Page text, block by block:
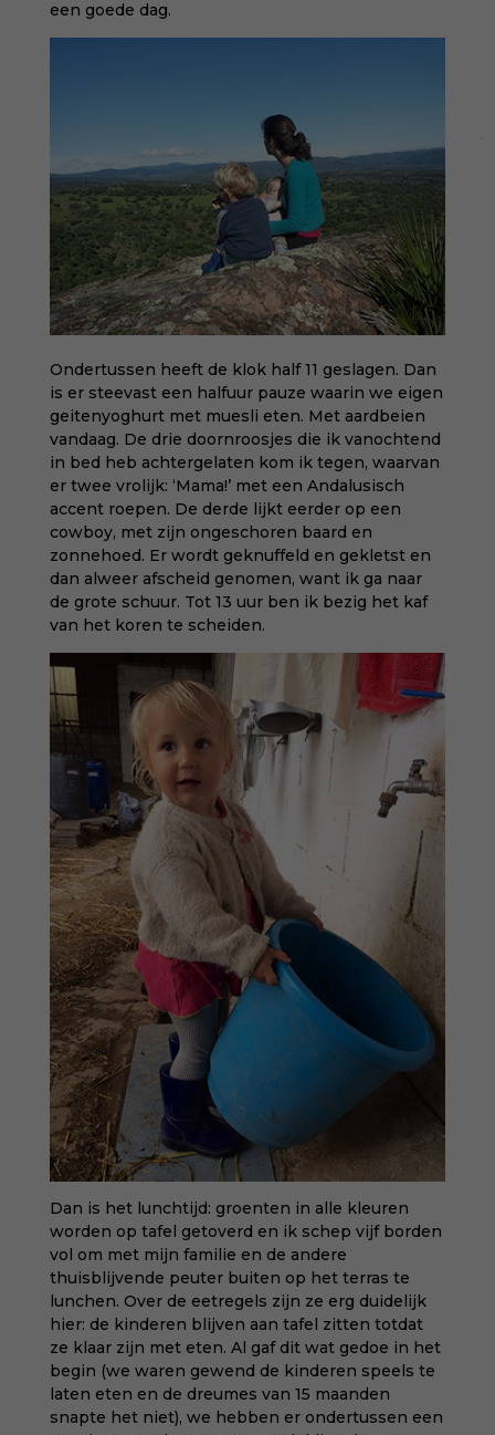
een goede dag.
Ondertussen heeft de klok half 11 geslagen. Dan
is er steevast een halfuur pauze waarin we eigen
geitenyoghurt met muesli eten. Met aardbeien
vandaag. De drie doornroosjes die ik vanochtend
in bed heb achtergelaten kom ik tegen, waarvan
er twee vrolijk: ‘Mama!’ met een Andalusisch
accent roepen. De derde lijkt eerder op een
cowboy, met zijn ongeschoren baard en
zonnehoed. Er wordt geknuffeld en gekletst en
dan alweer afscheid genomen, want ik ga naar
de grote schuur. Tot 13 uur ben ik bezig het kaf
van het koren te scheiden.
Dan is het lunchtijd: groenten in alle kleuren
worden op tafel getoverd en ik schep vijf borden
vol om met mijn familie en de andere
thuisblijvende peuter buiten op het terras te
lunchen. Over de eetregels zijn ze erg duidelijk
hier: de kinderen blijven aan tafel zitten totdat
ze klaar zijn met eten. Al gaf dit wat gedoe in het
begin (we waren gewend de kinderen speels te
laten eten en de dreumes van 15 maanden
snapte het niet), we hebben er ondertussen een